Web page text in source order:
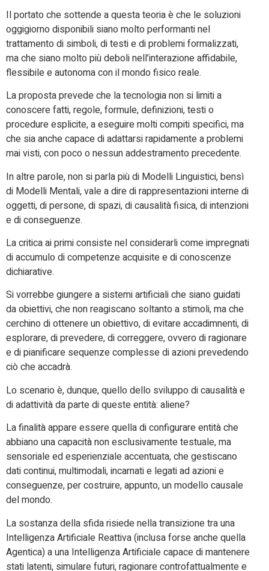
Il portato che sottende a questa teoria è che le soluzioni
oggigiorno disponibili siano molto performanti nel
trattamento di simboli, di testi e di problemi formalizzati,
ma che siano molto più deboli nell’interazione affidabile,
flessibile e autonoma con il mondo fisico reale.
La proposta prevede che la tecnologia non si limiti a
conoscere fatti, regole, formule, definizioni, testi o
procedure esplicite, a eseguire molti compiti specifici, ma
che sia anche capace di adattarsi rapidamente a problemi
mai visti, con poco o nessun addestramento precedente.
In altre parole, non si parla più di Modelli Linguistici, bensì
di Modelli Mentali, vale a dire di rappresentazioni interne di
oggetti, di persone, di spazi, di causalità fisica, di intenzioni
e di conseguenze.
La critica ai primi consiste nel considerarli come impregnati
di accumulo di competenze acquisite e di conoscenze
dichiarative.
Si vorrebbe giungere a sistemi artificiali che siano guidati
da obiettivi, che non reagiscano soltanto a stimoli, ma che
cerchino di ottenere un obiettivo, di evitare accadimnenti, di
esplorare, di prevedere, di correggere, ovvero di ragionare
e di pianificare sequenze complesse di azioni prevedendo
ciò che accadrà.
Lo scenario è, dunque, quello dello sviluppo di causalità e
di adattività da parte di queste entità: aliene?
La finalità appare essere quella di configurare entità che
abbiano una capacità non esclusivamente testuale, ma
sensoriale ed esperienziale accentuata, che gestiscano
dati continui, multimodali, incarnati e legati ad azioni e
conseguenze, per costruire, appunto, un modello causale
del mondo.
La sostanza della sfida risiede nella transizione tra una
Intelligenza Artificiale Reattiva (inclusa forse anche quella
Agentica) a una Intelligenza Artificiale capace di mantenere
stati latenti, simulare futuri, ragionare controfattualmente e